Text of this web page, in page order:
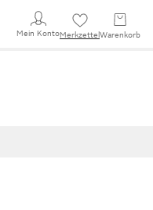
Mein KontoMerkzettel Warenkorb